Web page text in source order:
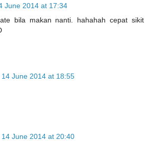
June 2014 at 17:34
bila makan nanti. hahahah cepat sikit
14 June 2014 at 18:55
14 June 2014 at 20:40